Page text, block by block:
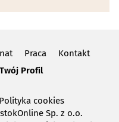
Praca
Kontakt
Twój Profil
Polityka cookies
Sp. z o.o.